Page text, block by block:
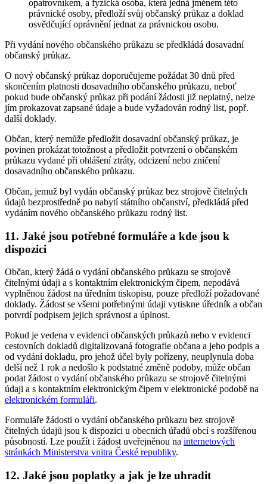
opatrovníkem, a fyzická osoba, která jedná jménem této
právnické osoby, předloží svůj občanský průkaz a doklad
osvědčující oprávnění jednat za právnickou osobu.
Při vydání nového občanského průkazu se předkládá dosavadní
občanský průkaz.
O nový občanský průkaz doporučujeme požádat 30 dnů před
skončením platnosti dosavadního občanského průkazu, neboť
pokud bude občanský průkaz při podání žádosti již neplatný, nelze
jím prokazovat zapsané údaje a bude vyžadován rodný list, popř.
další doklady.
Občan, který nemůže předložit dosavadní občanský průkaz, je
povinen prokázat totožnost a předložit potvrzení o občanském
průkazu vydané při ohlášení ztráty, odcizení nebo zničení
dosavadního občanského průkazu.
Občan, jemuž byl vydán občanský průkaz bez strojově čitelných
údajů bezprostředně po nabytí státního občanství, předkládá před
vydáním nového občanského průkazu rodný list.
11. Jaké jsou potřebné formuláře a kde jsou k
dispozici
Občan, který žádá o vydání občanského průkazu se strojově
čitelnými údaji a s kontaktním elektronickým čipem, nepodává
vyplněnou žádost na úředním tiskopisu, pouze předloží požadované
doklady. Žádost se všemi potřebnými údaji vytiskne úředník a občan
potvrdí podpisem jejich správnost a úplnost.
Pokud je vedena v evidenci občanských průkazů nebo v evidenci
cestovních dokladů digitalizovaná fotografie občana a jeho podpis a
od vydání dokladu, pro jehož účel byly pořízeny, neuplynula doba
delší než 1 rok a nedošlo k podstatné změně podoby, může občan
podat žádost o vydání občanského průkazu se strojově čitelnými
údaji a s kontaktním elektronickým čipem v elektronické podobě na
elektronickém formuláři.
Formuláře žádosti o vydání občanského průkazu bez strojově
čitelných údajů jsou k dispozici u obecních úřadů obcí s rozšířenou
působností. Lze použít i žádost uveřejněnou na internetových
stránkách Ministerstva vnitra České republiky.
12. Jaké jsou poplatky a jak je lze uhradit